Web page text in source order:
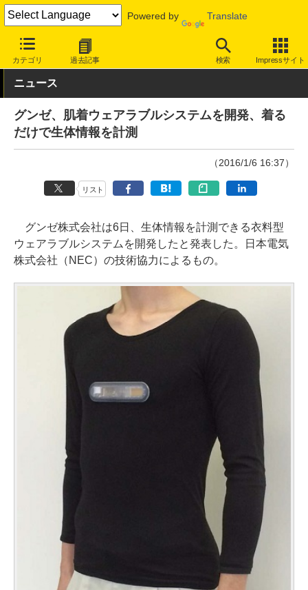
Powered by Translate
カテゴリ 過去記事 検索 Impressサイト
INTERNET Watch ハードウェア その他
ニュース
グンゼ、肌着ウェアラブルシステムを開発、着る
だけで生体情報を計測
（2016/1/6 16:37）
リスト
グンゼ株式会社は6日、生体情報を計測できる衣料型
ウェアラブルシステムを開発したと発表した。日本電気
株式会社（NEC）の技術協力によるもの。